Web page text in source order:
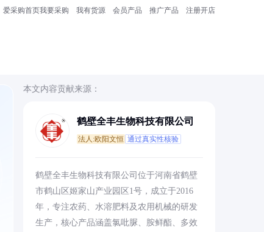
爱采购首页我要采购 我有货源 会员产品 推广产品 注册开店
本文内容贡献来源：
鹤壁全丰生物科技有限公司
法人:欧阳文恒 通过真实性核验
鹤壁全丰生物科技有限公司位于河南省鹤壁
市鹤山区姬家山产业园区1号，成立于2016
年，专注农药、水溶肥料及农用机械的研发
生产，核心产品涵盖氯吡脲、胺鲜酯、多效